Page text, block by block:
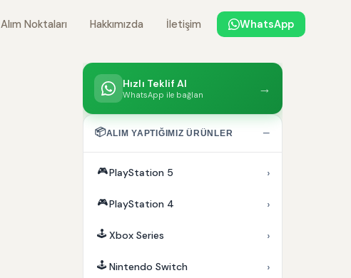
Alım Noktaları Hakkımızda İletişim WhatsApp
Hızlı Teklif Al
WhatsApp ile bağlan →
📦ALIM YAPTIĞIMIZ ÜRÜNLER −
🎮PlayStation 5 ›
🎮PlayStation 4 ›
🕹️ Xbox Series ›
🕹️ Nintendo Switch ›